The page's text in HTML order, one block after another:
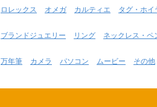
ロレックス オメガ カルティエ タグ・ホイ
ブランドジュエリー リング ネックレス・ペ
万年筆 カメラ パソコン ムービー その他